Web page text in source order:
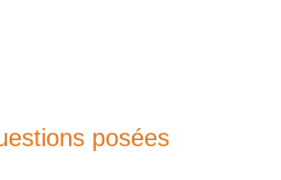
posées